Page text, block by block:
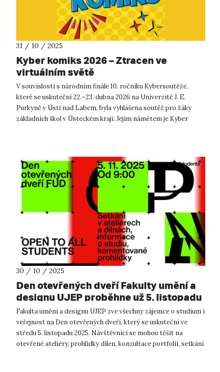
31 / 10 / 2025
Kyber komiks 2026 – Ztracen ve
virtuálním světě
V souvislosti s národním finále 10. ročníku Kybersoutěže,
které se uskuteční 22.–23. dubna 2026 na Univerzitě J. E.
Purkyně v Ústí nad Labem, byla vyhlášena soutěž pro žáky
základních škol v Ústeckém kraji. Jejím námětem je Kyber
30 / 10 / 2025
Den otevřených dveří Fakulty umění a
designu UJEP proběhne už 5. listopadu
Fakulta umění a designu UJEP zve všechny zájemce o studium i
veřejnost na Den otevřených dveří, který se uskuteční ve
středu 5. listopadu 2025. Návštěvníci se mohou těšit na
otevřené ateliéry, prohlídky dílen, konzultace portfolií, setkání